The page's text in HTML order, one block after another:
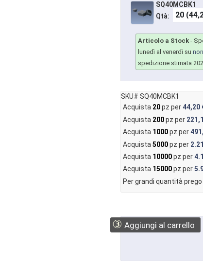
SQ40MCBK1
Qtà:
Articolo a Stock -
lunedì al venerdì su
spedizione stimata
SKU# SQ40MCBK1
Acquista 20pz per44,20
Acquista 200pz per
Acquista 1000pz per
Acquista 5000pz per
Acquista 10000pz per
Acquista 15000pz per
Per grandi quantità prego
③ Aggiungi al carrello